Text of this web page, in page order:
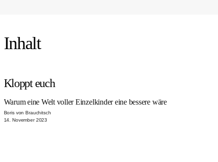
Inhalt
Kloppt euch
Warum eine Welt voller Einzelkinder eine bessere wäre
Boris von Brauchitsch
14. November 2023